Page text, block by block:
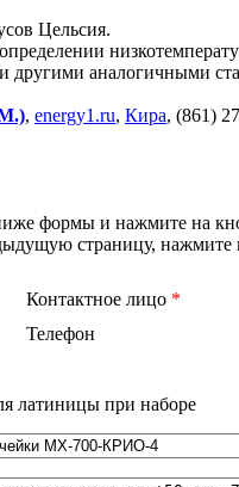
Цельсия.
аналогичными
, energy1.ru, Кира, (861)
формы и нажмите на
страницу,
Контактное лицо *
Телефон
латиницы при наборе